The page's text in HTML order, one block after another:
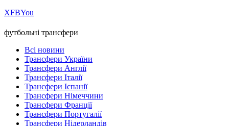
ХFBYou
футбольні трансфери
Всі новини
Трансфери України
Трансфери Англії
Трансфери Італії
Трансфери Іспанії
Трансфери Німеччини
Трансфери Франції
Трансфери Португалії
Трансфери Нідерландів